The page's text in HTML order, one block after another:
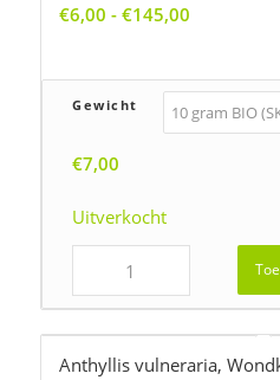
€6,00 - €145,00
€145,00
Gewicht
€7,00
Uitverkocht
Anthyllis vulneraria,